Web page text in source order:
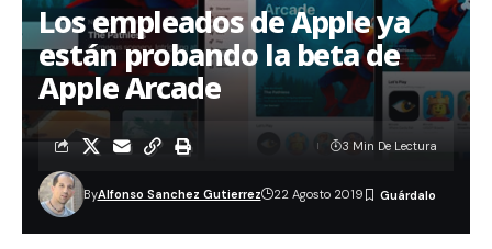
Los empleados de Apple ya
están probando la beta de
Apple Arcade
ByAlfonso Sanchez Gutierrez 22 Agosto 2019
3 Min De Lectura